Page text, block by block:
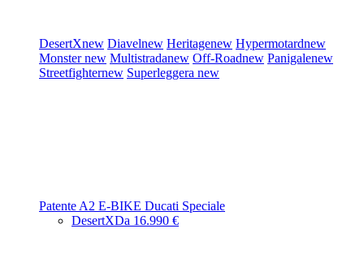
DesertXnew Diavelnew Heritagenew Hypermotardnew
Monsternew Multistradanew Off-Roadnew Panigalenew
Streetfighternew Superleggera new
Patente A2 E-BIKE Ducati Speciale
DesertXDa 16.990 €